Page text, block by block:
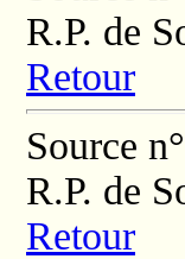
R.P. de
Retour
Source
R.P. de
Retour